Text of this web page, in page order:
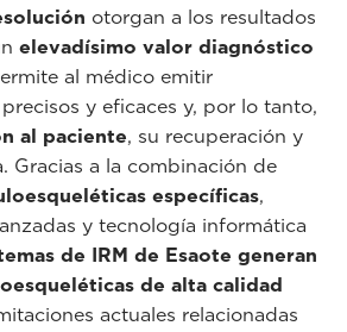
otorgan a los resultados
elevadísimo valor diagnóstico
al médico emitir
y eficaces y, por lo tanto,
al paciente, su recuperación y
Gracias a la combinación de
específicas,
y tecnología informática
de IRM de Esaote generan
de alta calidad
actuales relacionadas